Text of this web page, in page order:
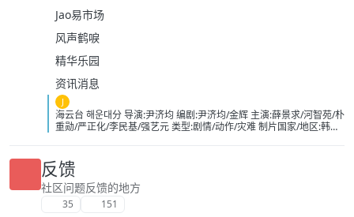
Jao易市场
风声鹤唳
精华乐园
资讯消息
J
海云台 해운대分 导演:尹济均 编剧:尹济均/金辉 主演:薛景求/河智苑/朴
重勋/严正化/李民基/强艺元 类型:剧情/动作/灾难 制片国家/地区:韩国
(台)/Haeundae:TheDeadlyTsunami/TidalWave IMDb:tt1153040 豆
瓣ID：2364074 IMDb：tt1153040 影视简介 故事发生在韩国釜
山的海云台，在2004年印尼海啸中，由于船长万植（薛景求 饰）的
失误导致了妍熙（河智苑 饰）父亲的死，他内心怀有深深地自责，并
无微不至地照顾这个邻家妹妹，慢慢地两人暗生情愫。不过，万植的
反馈
社区问题反馈的地方
35 151